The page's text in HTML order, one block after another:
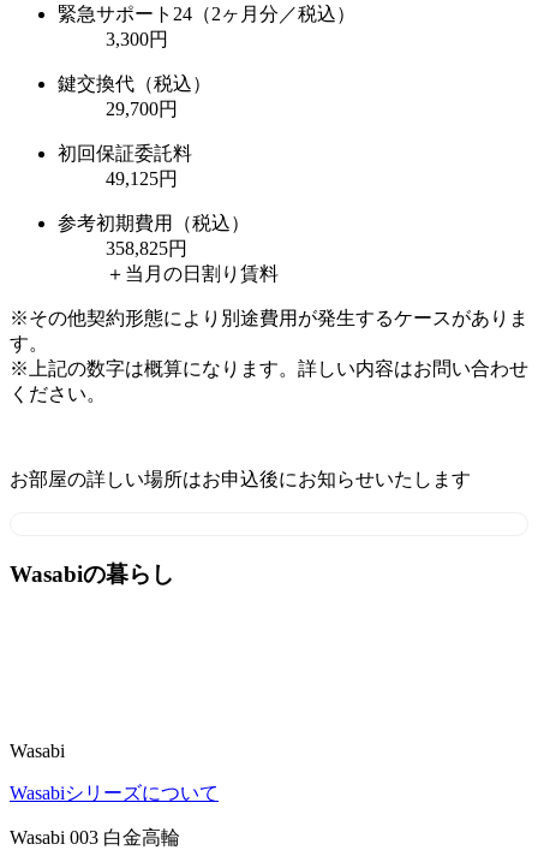
緊急サポート24（2ヶ月分／税込）
3,300円
鍵交換代（税込）
29,700円
初回保証委託料
49,125円
参考初期費用（税込）
358,825円
＋当月の日割り賃料
※その他契約形態により別途費用が発生するケースがありま
す。
※上記の数字は概算になります。詳しい内容はお問い合わせ
ください。
お部屋の詳しい場所はお申込後にお知らせいたします
Wasabiの暮らし
Wasabi
Wasabiシリーズについて
Wasabi 003 白金高輪